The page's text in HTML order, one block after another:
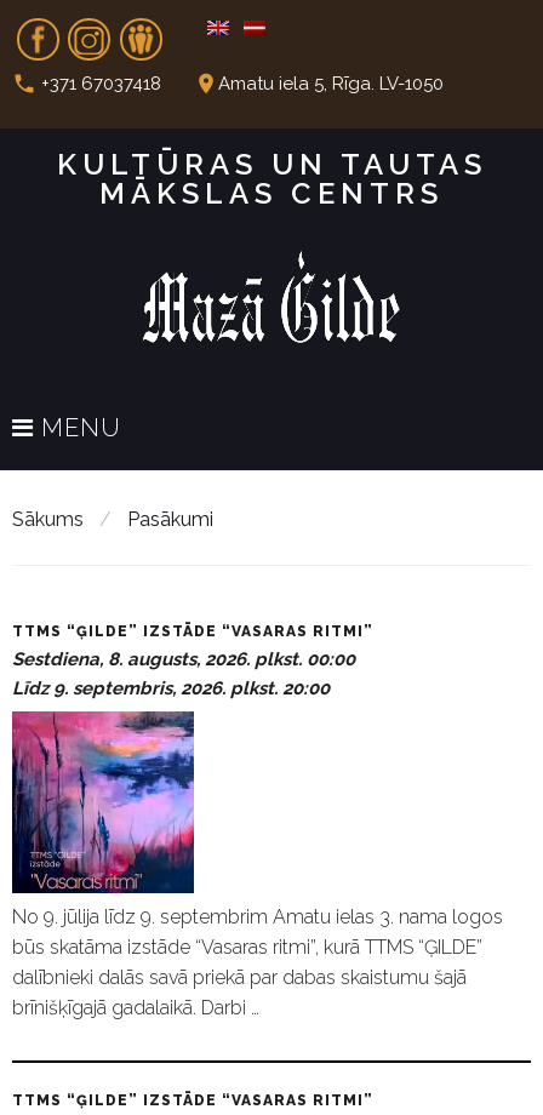
t
Fb In Dr
call +371 67037418 place Amatu iela 5, Rīga. LV-1050
KULTŪRAS UN TAUTAS
MĀKSLAS CENTRS
MENU
Sākums / Pasākumi
P
a
s
ā
k
u
m
i
TTMS “ĢILDE” IZSTĀDE “VASARAS RITMI”
Sestdiena, 8. augusts, 2026. plkst. 00:00
Līdz 9. septembris, 2026. plkst. 20:00
No 9. jūlija līdz 9. septembrim Amatu ielas 3. nama logos
būs skatāma izstāde “Vasaras ritmi”, kurā TTMS “ĢILDE”
dalībnieki dalās savā priekā par dabas skaistumu šajā
brīnišķīgajā gadalaikā. Darbi …
TTMS “ĢILDE” IZSTĀDE “VASARAS RITMI”